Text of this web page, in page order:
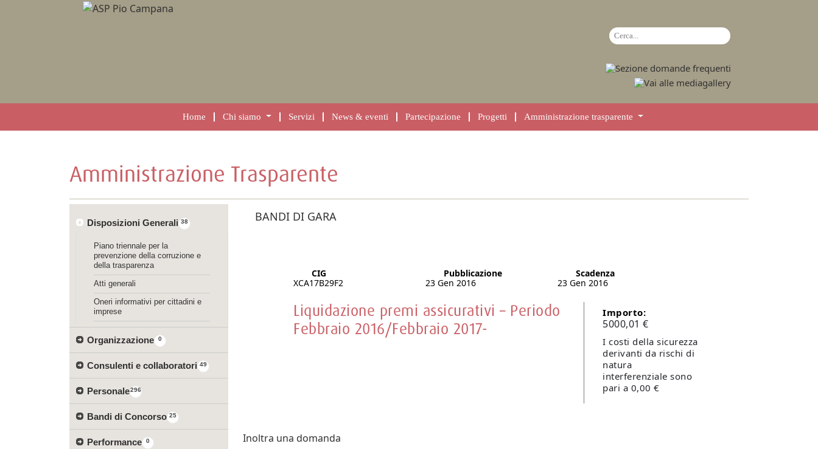
Home Chi siamo Servizi News & eventi Partecipazione Progetti Amministrazione trasparente
Amministrazione Trasparente
38
Disposizioni Generali
Piano triennale per la
prevenzione della corruzione e
della trasparenza
Atti generali
Oneri informativi per cittadini e
imprese
0
Organizzazione
49
Consulenti e collaboratori
296
Personale
25
Bandi di Concorso
0
Performance
BANDI DI GARA
CIG
XCA17B29F2
Pubblicazione
23 Gen 2016
Scadenza
23 Gen 2016
Liquidazione premi assicurativi – Periodo
Febbraio 2016/Febbraio 2017-
Importo:
5000,01 €
I costi della sicurezza
derivanti da rischi di
natura
interferenziale sono
pari a 0,00 €
Inoltra una domanda